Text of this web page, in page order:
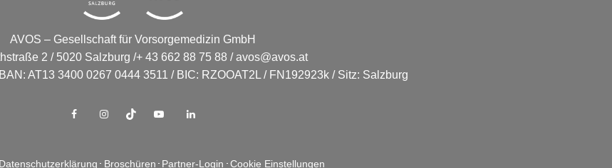
AVOS – Gesellschaft für Vorsorgemedizin GmbH
2 / 5020 Salzburg /+ 43 662 88 75 88 / avos@avos.at
AT13 3400 0267 0444 3511 / BIC: RZOOAT2L / FN192923k / Sitz: Salzburg
Datenschutzerklärung Broschüren Partner-Login Cookie Einstellungen